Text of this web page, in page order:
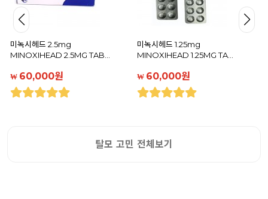
미녹시헤드 2.5mg
MINOXIHEAD 2.5MG TAB…
₩ 60,000원
미녹시헤드 1.25mg
MINOXIHEAD 1.25MG TA…
₩ 60,000원
탈모 고민 전체보기